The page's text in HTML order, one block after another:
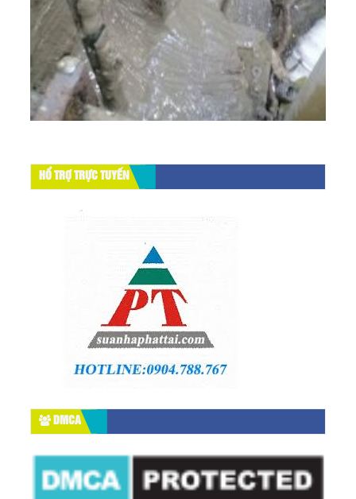
HỔ TRỢ TRỰC TUYẾN
DMCA